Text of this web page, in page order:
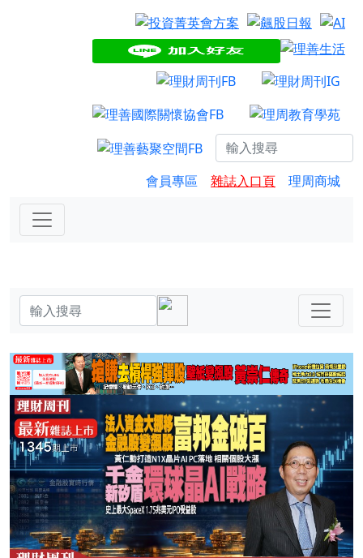
會員專區 雜誌入口頁 理周商城